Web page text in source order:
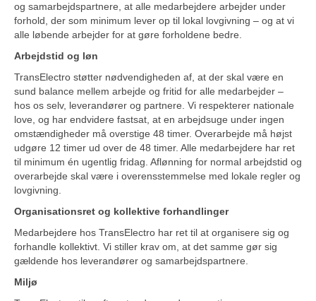
og samarbejdspartnere, at alle medarbejdere arbejder under
forhold, der som minimum lever op til lokal lovgivning – og at vi
alle løbende arbejder for at gøre forholdene bedre.
Arbejdstid og løn
TransElectro støtter nødvendigheden af, at der skal være en
sund balance mellem arbejde og fritid for alle medarbejder –
hos os selv, leverandører og partnere. Vi respekterer nationale
love, og har endvidere fastsat, at en arbejdsuge under ingen
omstændigheder må overstige 48 timer. Overarbejde må højst
udgøre 12 timer ud over de 48 timer. Alle medarbejdere har ret
til minimum én ugentlig fridag. Aflønning for normal arbejdstid og
overarbejde skal være i overensstemmelse med lokale regler og
lovgivning.
Organisationsret og kollektive forhandlinger
Medarbejdere hos TransElectro har ret til at organisere sig og
forhandle kollektivt. Vi stiller krav om, at det samme gør sig
gældende hos leverandører og samarbejdspartnere.
Miljø